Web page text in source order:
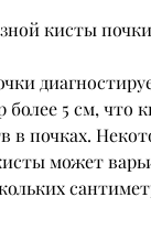
кисты почки
5 см, что
в почках.
может